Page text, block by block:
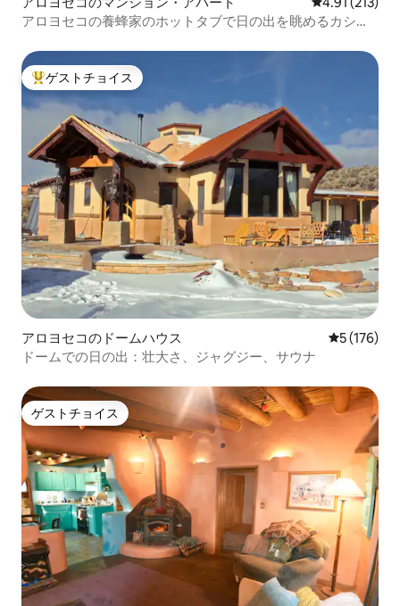
アロヨセコの養蜂家のホットタブで日の出を眺めるカシー
大好評のゲストチョイスです。
ゲストチョイス
アロヨセコのドームハウス レビュー
5 (176)
ドームでの日の出：壮大さ、ジャグジー、サウナ
ゲストチョイス
ゲストチョイス